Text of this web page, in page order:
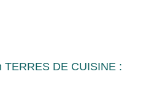
TERRES DE CUISINE :